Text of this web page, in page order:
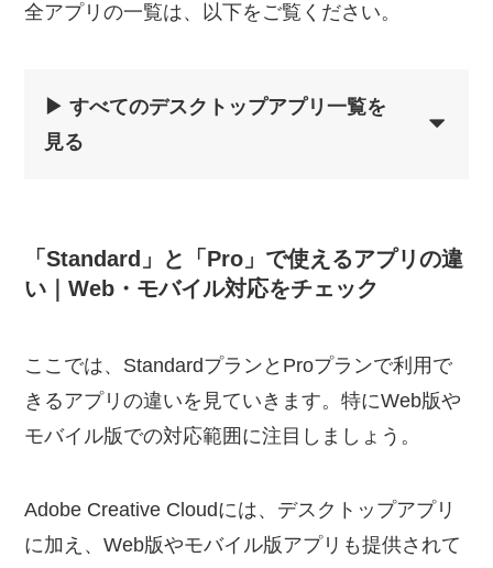
全アプリの一覧は、以下をご覧ください。
▶ すべてのデスクトップアプリ一覧を
見る
「Standard」と「Pro」で使えるアプリの違
い｜Web・モバイル対応をチェック
ここでは、StandardプランとProプランで利用で
きるアプリの違いを見ていきます。特にWeb版や
モバイル版での対応範囲に注目しましょう。
Adobe Creative Cloudには、デスクトップアプリ
に加え、Web版やモバイル版アプリも提供されて